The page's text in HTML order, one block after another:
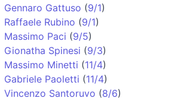
Gennaro Gattuso (9/1)
Raffaele Rubino (9/1)
Massimo Paci (9/5)
Gionatha Spinesi (9/3)
Massimo Minetti (11/4)
Gabriele Paoletti (11/4)
Vincenzo Santoruvo (8/6)